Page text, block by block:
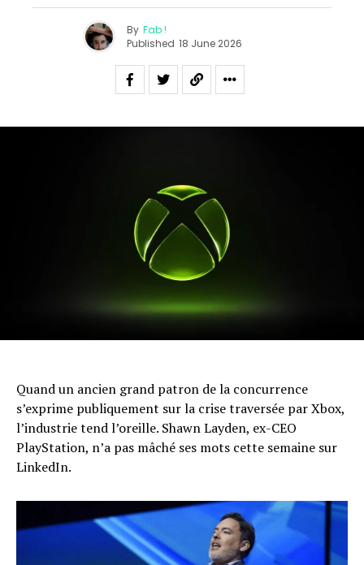
By Fab !
Published 18 June 2026
Quand un ancien grand patron de la concurrence
s’exprime publiquement sur la crise traversée par Xbox,
l’industrie tend l’oreille. Shawn Layden, ex-CEO
PlayStation, n’a pas mâché ses mots cette semaine sur
LinkedIn.